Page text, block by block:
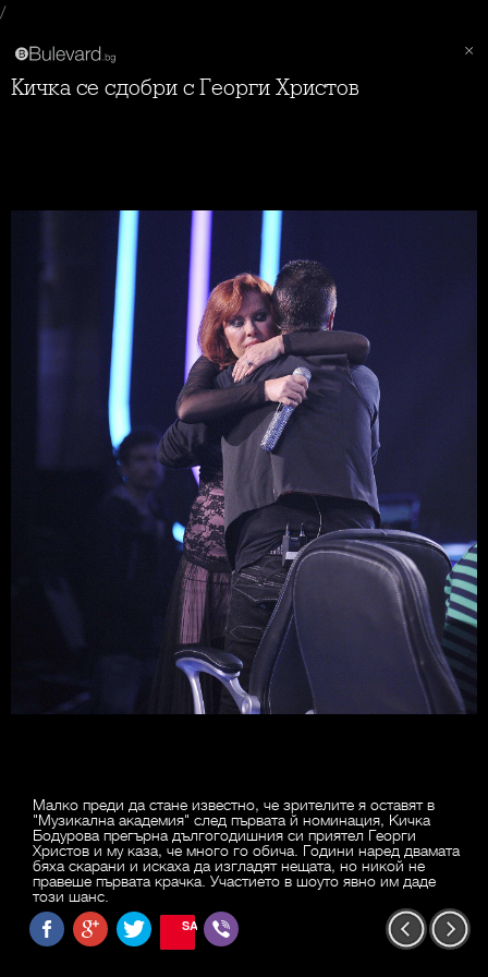
/
Кичка се сдобри с Георги Христов
Малко преди да стане известно, че зрителите я оставят в
"Музикална академия" след първата й номинация, Кичка
Бодурова прегърна дългогодишния си приятел Георги
Христов и му каза, че много го обича. Години наред двамата
бяха скарани и искаха да изгладят нещата, но никой не
правеше първата крачка. Участието в шоуто явно им даде
този шанс.
SAVE